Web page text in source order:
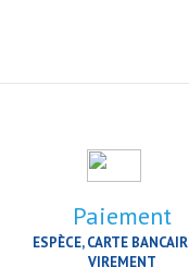
Paiement
ESPÈCE, CARTE
VIREMENT